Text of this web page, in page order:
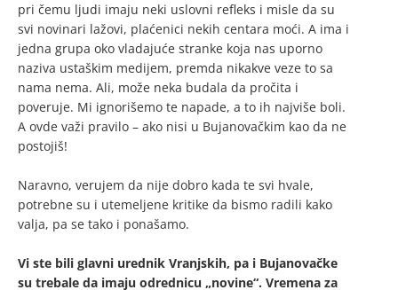
pri čemu ljudi imaju neki uslovni refleks i misle da su
svi novinari lažovi, plaćenici nekih centara moći. A ima i
jedna grupa oko vladajuće stranke koja nas uporno
naziva ustaškim medijem, premda nikakve veze to sa
nama nema. Ali, može neka budala da pročita i
poveruje. Mi ignorišemo te napade, a to ih najviše boli.
A ovde važi pravilo – ako nisi u Bujanovačkim kao da ne
postojiš!
Naravno, verujem da nije dobro kada te svi hvale,
potrebne su i utemeljene kritike da bismo radili kako
valja, pa se tako i ponašamo.
Vi ste bili glavni urednik Vranjskih, pa i Bujanovačke
su trebale da imaju odrednicu „novine“. Vremena za